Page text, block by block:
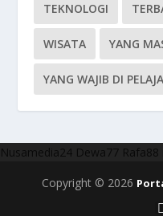
TEKNOLOGI
WISATA YANG
YANG WAJIB DI
Nusamedia24 Dewa77 Rafa88
Copyright © 2026